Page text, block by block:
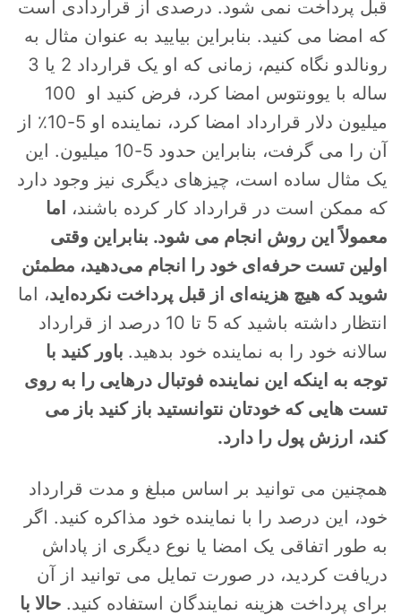
قبل پرداخت نمی شود. درصدی از قراردادی است
که امضا می کنید. بنابراین بیایید به عنوان مثال به
رونالدو نگاه کنیم، زمانی که او یک قرارداد 2 یا 3
ساله با یوونتوس امضا کرد، فرض کنید او 100
میلیون دلار قرارداد امضا کرد، نماینده او 5-10٪ از
آن را می گرفت، بنابراین حدود 5-10 میلیون. این
یک مثال ساده است، چیزهای دیگری نیز وجود دارد
که ممکن است در قرارداد کار کرده باشند،
اما
معمولاً این روش انجام می شود. بنابراین وقتی
اولین تست حرفه‌ای خود را انجام می‌دهید، مطمئن
شوید که هیچ هزینه‌ای از قبل پرداخت نکرده‌اید، اما
انتظار داشته باشید که 5 تا 10 درصد از قرارداد
سالانه خود را به نماینده خود بدهید. باور کنید با
توجه به اینکه این نماینده فوتبال درهایی را به روی
تست هایی که خودتان نتوانستید باز کنید باز می
کند، ارزش پول را دارد.
همچنین می توانید بر اساس مبلغ و مدت قرارداد
خود، این درصد را با نماینده خود مذاکره کنید. اگر
به طور اتفاقی یک امضا یا نوع دیگری از پاداش
دریافت کردید، در صورت تمایل می توانید از آن
برای پرداخت هزینه نمایندگان استفاده کنید.حالا با